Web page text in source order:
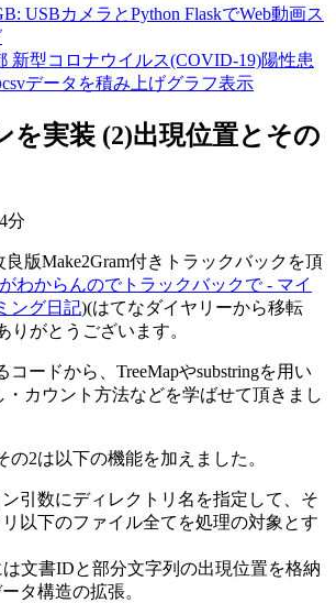
USBカメラとPython FlaskでWeb動画ス
新型コロナウイルス(COVID-19)陽性患
データを積み上げグラフ表示
を実装 (2)出現位置とその
分
良版Make2Gram付きトラックバックを頂
わからんのでトラックバックで - マイ
ング日記)(はてなダイヤリーから移転
りがとうございます。
コードから、TreeMapやsubstringを用い
・カウント方法などを学ばせて頂きまし
の2は以下の機能を加えました。
引数にディレクトリ名を指定して、そ
以下のファイル全てを処理の対象とす
は文書IDと部分文字列の出現位置を格納
タ構造の拡張。